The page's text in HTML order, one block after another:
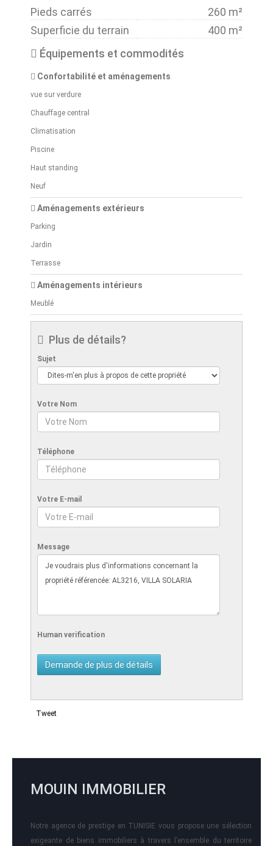
Pieds carrés
260 m²
Superficie du terrain
400 m²
Équipements et commodités
Confortabilité et aménagements
vue sur verdure
Chauffage central
Climatisation
Piscine
Haut standing
Neuf
Aménagements extérieurs
Parking
Jardin
Terrasse
Aménagements intérieurs
Meublé
Plus de détails?
Sujet
Votre Nom
Téléphone
Votre E-mail
Message
Human verification
Tweet
MOUIN IMMOBILIER
Notre agence de prestige en TUNISIE vous propose une sélection
exigeante de biens immobiliers à travers l’ensemble du territoire